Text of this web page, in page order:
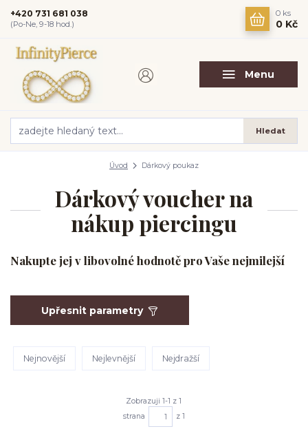
Menu
Hledat
+420 731 681 038
(Po-Ne, 9-18 hod.)
0 ks
0 Kč
Úvod Dárkový poukaz
Dárkový voucher na
nákup piercingu
Nakupte jej v libovolné hodnotě pro Vaše nejmilejší
Upřesnit parametry
Nejnovější Nejlevnější Nejdražší
Zobrazuji 1-1 z 1
strana
z 1